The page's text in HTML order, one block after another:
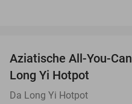
Aziatische All-You-
Long Yi Hotpot
Da Long Yi Hotpot